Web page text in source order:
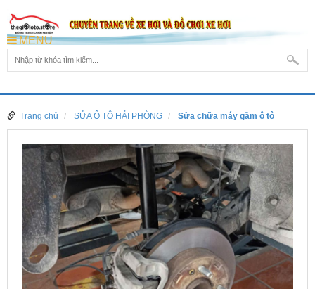
MENU
Trang chủ SỬA Ô TÔ HẢI PHÒNG Sửa chữa máy gầm ô tô